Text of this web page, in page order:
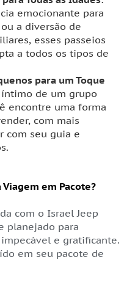
emocionante para
a diversão de
esses passeios
a todos os tipos de
para um Toque
de um grupo
encontre uma forma
com mais
com seu guia e
em Pacote?
com o Israel Jeep
planejado para
e gratificante.
em seu pacote de